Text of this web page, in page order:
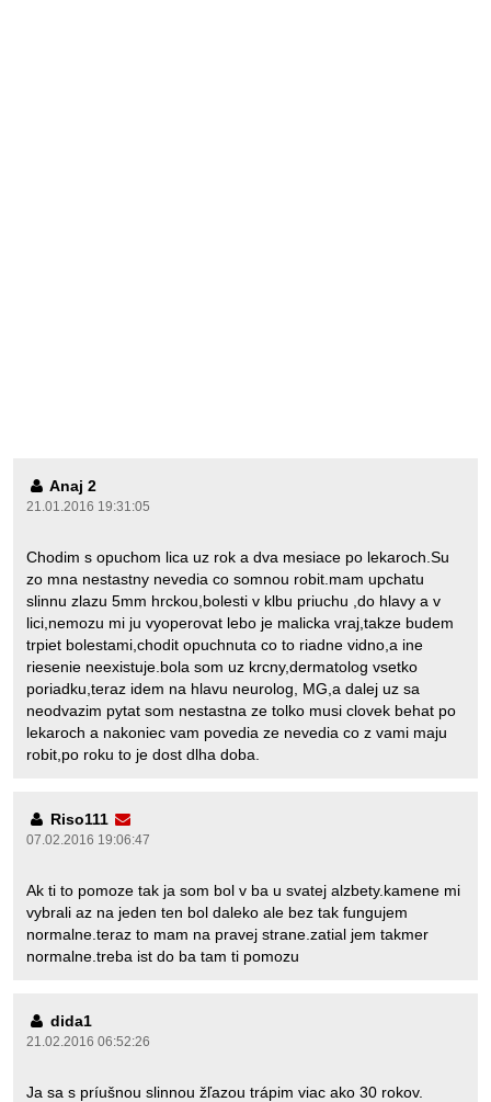
Anaj 2
21.01.2016 19:31:05
Chodim s opuchom lica uz rok a dva mesiace po lekaroch.Su
zo mna nestastny nevedia co somnou robit.mam upchatu
slinnu zlazu 5mm hrckou,bolesti v klbu priuchu ,do hlavy a v
lici,nemozu mi ju vyoperovat lebo je malicka vraj,takze budem
trpiet bolestami,chodit opuchnuta co to riadne vidno,a ine
riesenie neexistuje.bola som uz krcny,dermatolog vsetko
poriadku,teraz idem na hlavu neurolog, MG,a dalej uz sa
neodvazim pytat som nestastna ze tolko musi clovek behat po
lekaroch a nakoniec vam povedia ze nevedia co z vami maju
robit,po roku to je dost dlha doba.
Riso111
07.02.2016 19:06:47
Ak ti to pomoze tak ja som bol v ba u svatej alzbety.kamene mi
vybrali az na jeden ten bol daleko ale bez tak fungujem
normalne.teraz to mam na pravej strane.zatial jem takmer
normalne.treba ist do ba tam ti pomozu
dida1
21.02.2016 06:52:26
Ja sa s príušnou slinnou žľazou trápim viac ako 30 rokov.